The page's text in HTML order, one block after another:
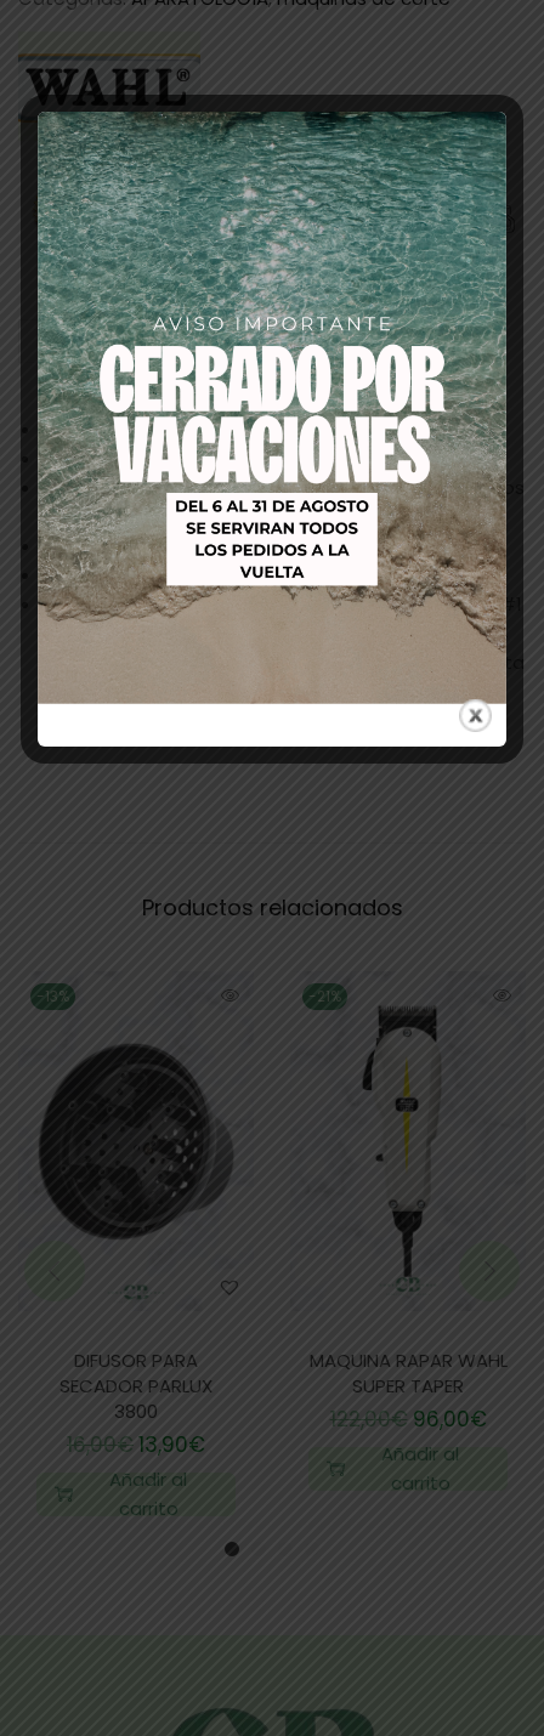
Descripción
Alto de corte: 0,5 – 2,5 mm.
Ancho de corte: 40 mm.
Cuchilla:Cromada plana especial para degradados
«Fades» y con palanca de ajuste.
Peso:590 gr.
Longitud del cable:
2,4 metros.
Accesorios incluidos:
8 peines de #0.5 (1.5 mm), #1
(3 mm), #1.5 (4,5 mm), #2 (6 mm), #3 (10 mm), #4
(13 mm), #6 (19 mm), #8 (25 mm) – peine con punta
plana – cepillo de limpieza – aceite – protector de
Productos relacionados
-13%
DIFUSOR PARA
SECADOR PARLUX
3800
16,00€13,90€
Añadir al
carrito
-21%
MAQUINA RAPAR WAHL
SUPER TAPER
122,00€ 96,00€
Añadir al
carrito